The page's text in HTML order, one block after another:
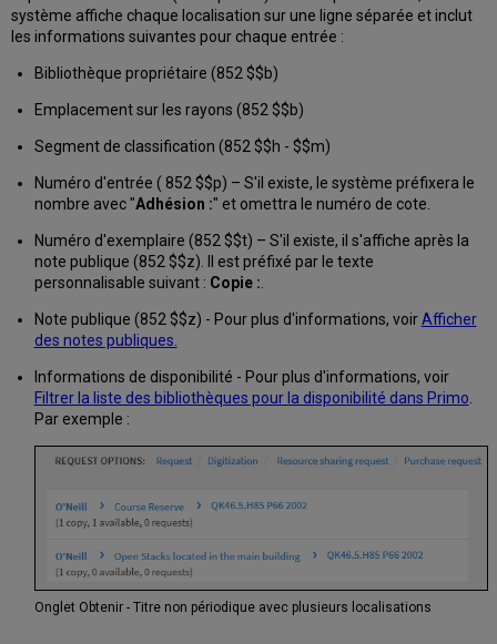
système affiche chaque localisation sur une ligne séparée et inclut
les informations suivantes pour chaque entrée :
Bibliothèque propriétaire (852 $$b)
Emplacement sur les rayons (852 $$b)
Segment de classification (852 $$h - $$m)
Numéro d'entrée ( 852 $$p) – S'il existe, le système préfixera le
nombre avec "Adhésion :" et omettra le numéro de cote.
Numéro d'exemplaire (852 $$t) – S'il existe, il s'affiche après la
note publique (852 $$z). Il est préfixé par le texte
personnalisable suivant : Copie :
Note publique (852 $$z) - Pour plus d'informations, voirAfficher
des notes publiques.
Informations de disponibilité - Pour plus d'informations, voir
Filtrer la liste des bibliothèques pour la disponibilité dans Primo
Par exemple :
Onglet Obtenir - Titre non périodique avec plusieurs localisations